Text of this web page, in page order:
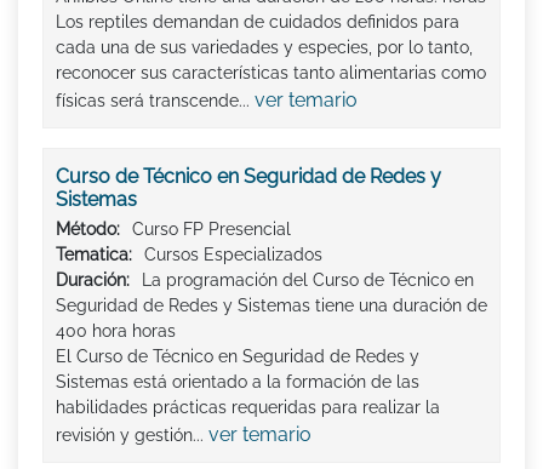
Los reptiles demandan de cuidados definidos para
cada una de sus variedades y especies, por lo tanto,
reconocer sus características tanto alimentarias como
físicas será transcende... ver temario
Curso de Técnico en Seguridad de Redes y
Sistemas
Método:
Curso FP Presencial
Tematica:
Cursos Especializados
Duración:
La programación del Curso de Técnico en
Seguridad de Redes y Sistemas tiene una duración de
400 hora horas
El Curso de Técnico en Seguridad de Redes y
Sistemas está orientado a la formación de las
habilidades prácticas requeridas para realizar la
revisión y gestión... ver temario